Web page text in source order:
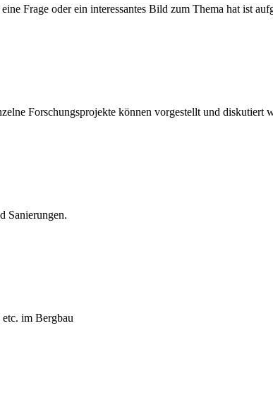
Frage oder ein interessantes Bild zum Thema hat ist
Forschungsprojekte können vorgestellt und diskutiert
Sanierungen.
im Bergbau